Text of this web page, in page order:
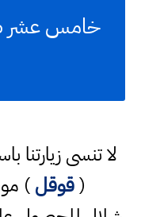
خامس عشر
لا تنسى زيارتنا
(قوقل)